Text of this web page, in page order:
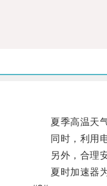
夏季高温天气
同时，利用电
另外，合理安
夏时加速器为